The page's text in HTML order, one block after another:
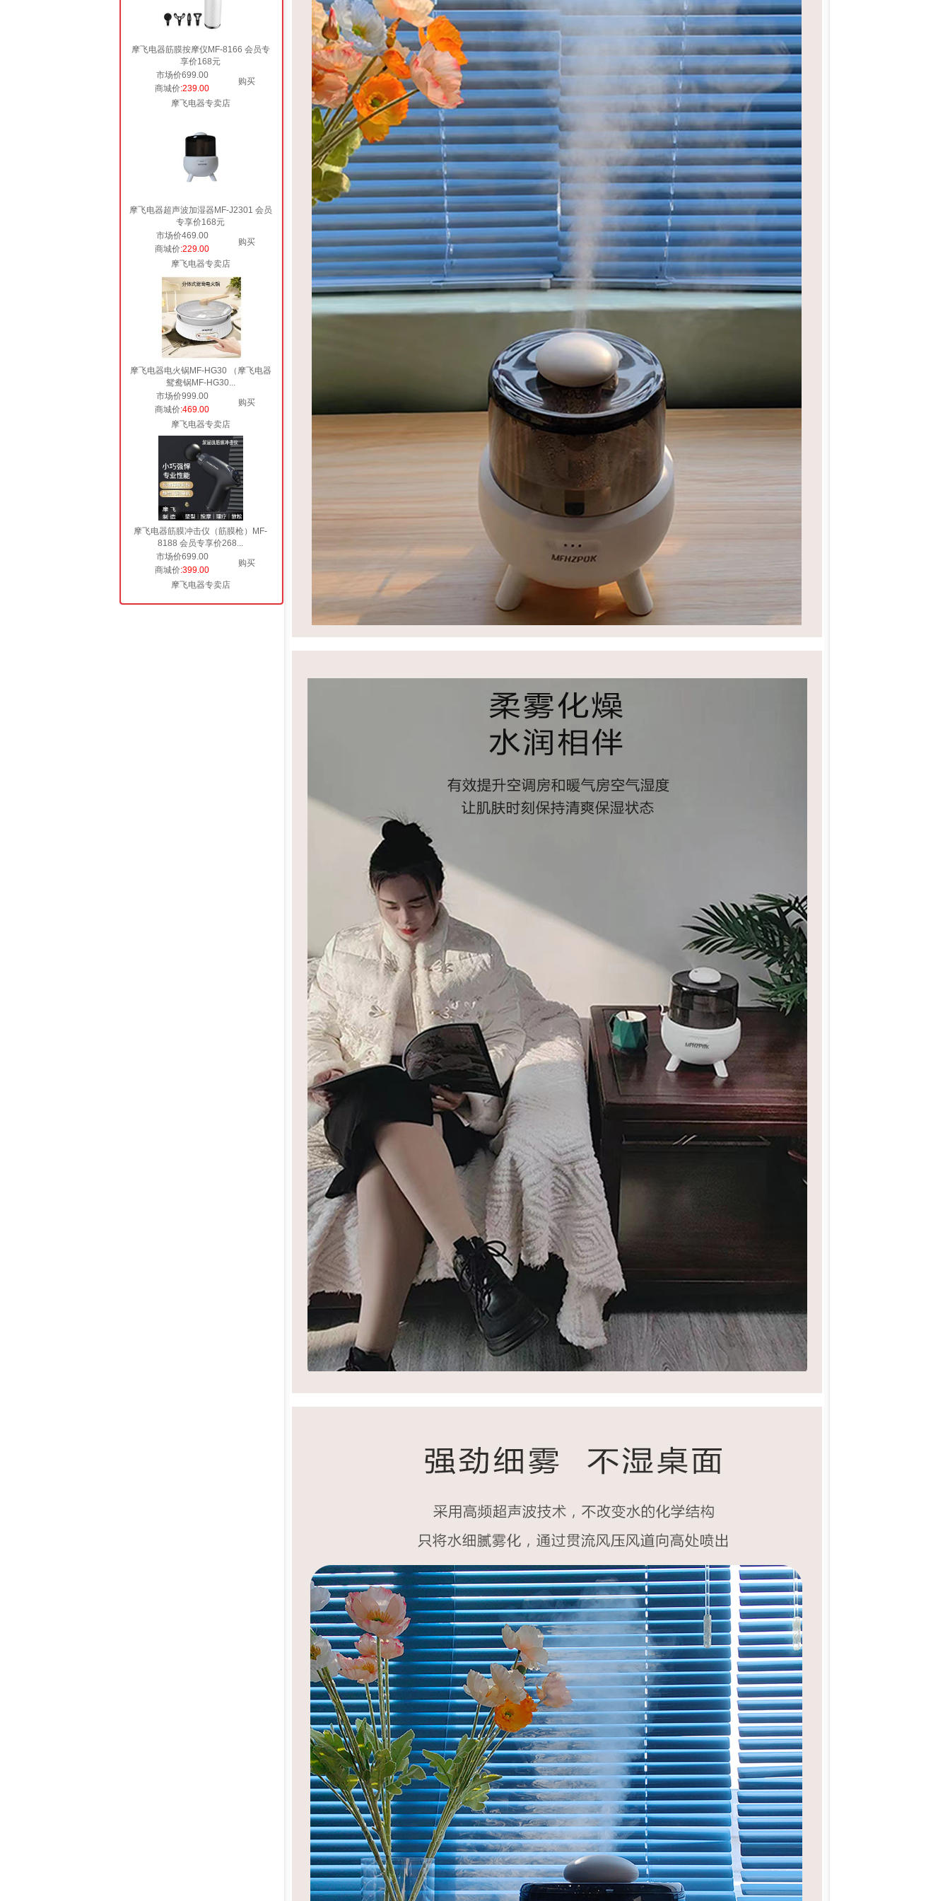
摩飞电器筋膜按摩仪MF-8166 会员专
享价168元
市场价699.00
购买
商城价:239.00
摩飞电器专卖店
摩飞电器超声波加湿器MF-J2301 会员
专享价168元
市场价469.00
购买
商城价:229.00
摩飞电器专卖店
摩飞电器电火锅MF-HG30 （摩飞电器
鸳鸯锅MF-HG30...
市场价999.00
购买
商城价:469.00
摩飞电器专卖店
摩飞电器筋膜冲击仪（筋膜枪）MF-
8188 会员专享价268...
市场价699.00
购买
商城价:399.00
摩飞电器专卖店